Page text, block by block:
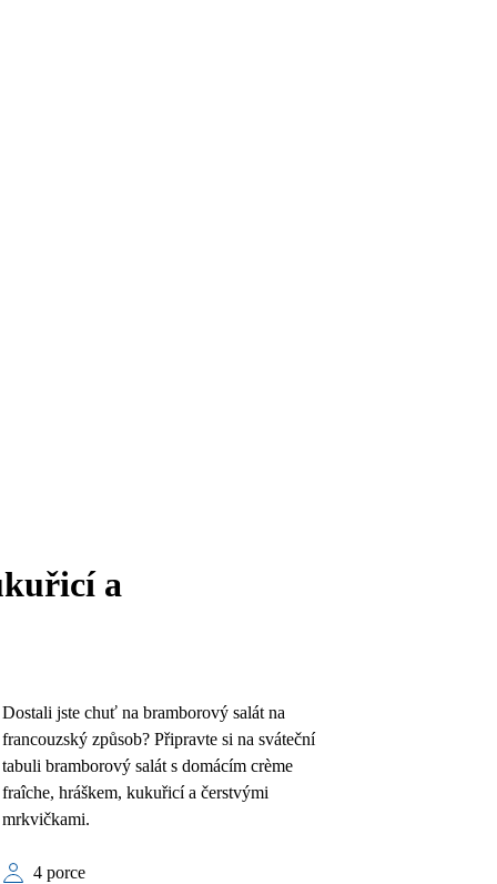
a
Dostali jste chuť na bramborový salát na
francouzský způsob? Připravte si na sváteční
tabuli bramborový salát s domácím crème
fraîche, hráškem, kukuřicí a čerstvými
mrkvičkami.
4 porce